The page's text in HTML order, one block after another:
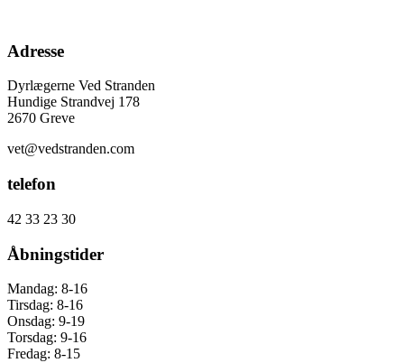
Adresse
Dyrlægerne Ved Stranden
Hundige Strandvej 178
2670 Greve
vet@vedstranden.com
telefon
42 33 23 30
Åbningstider
Mandag: 8-16
Tirsdag: 8-16
Onsdag: 9-19
Torsdag: 9-16
Fredag: 8-15